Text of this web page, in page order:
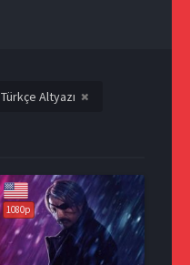
Türkçe Altyazı
1080p